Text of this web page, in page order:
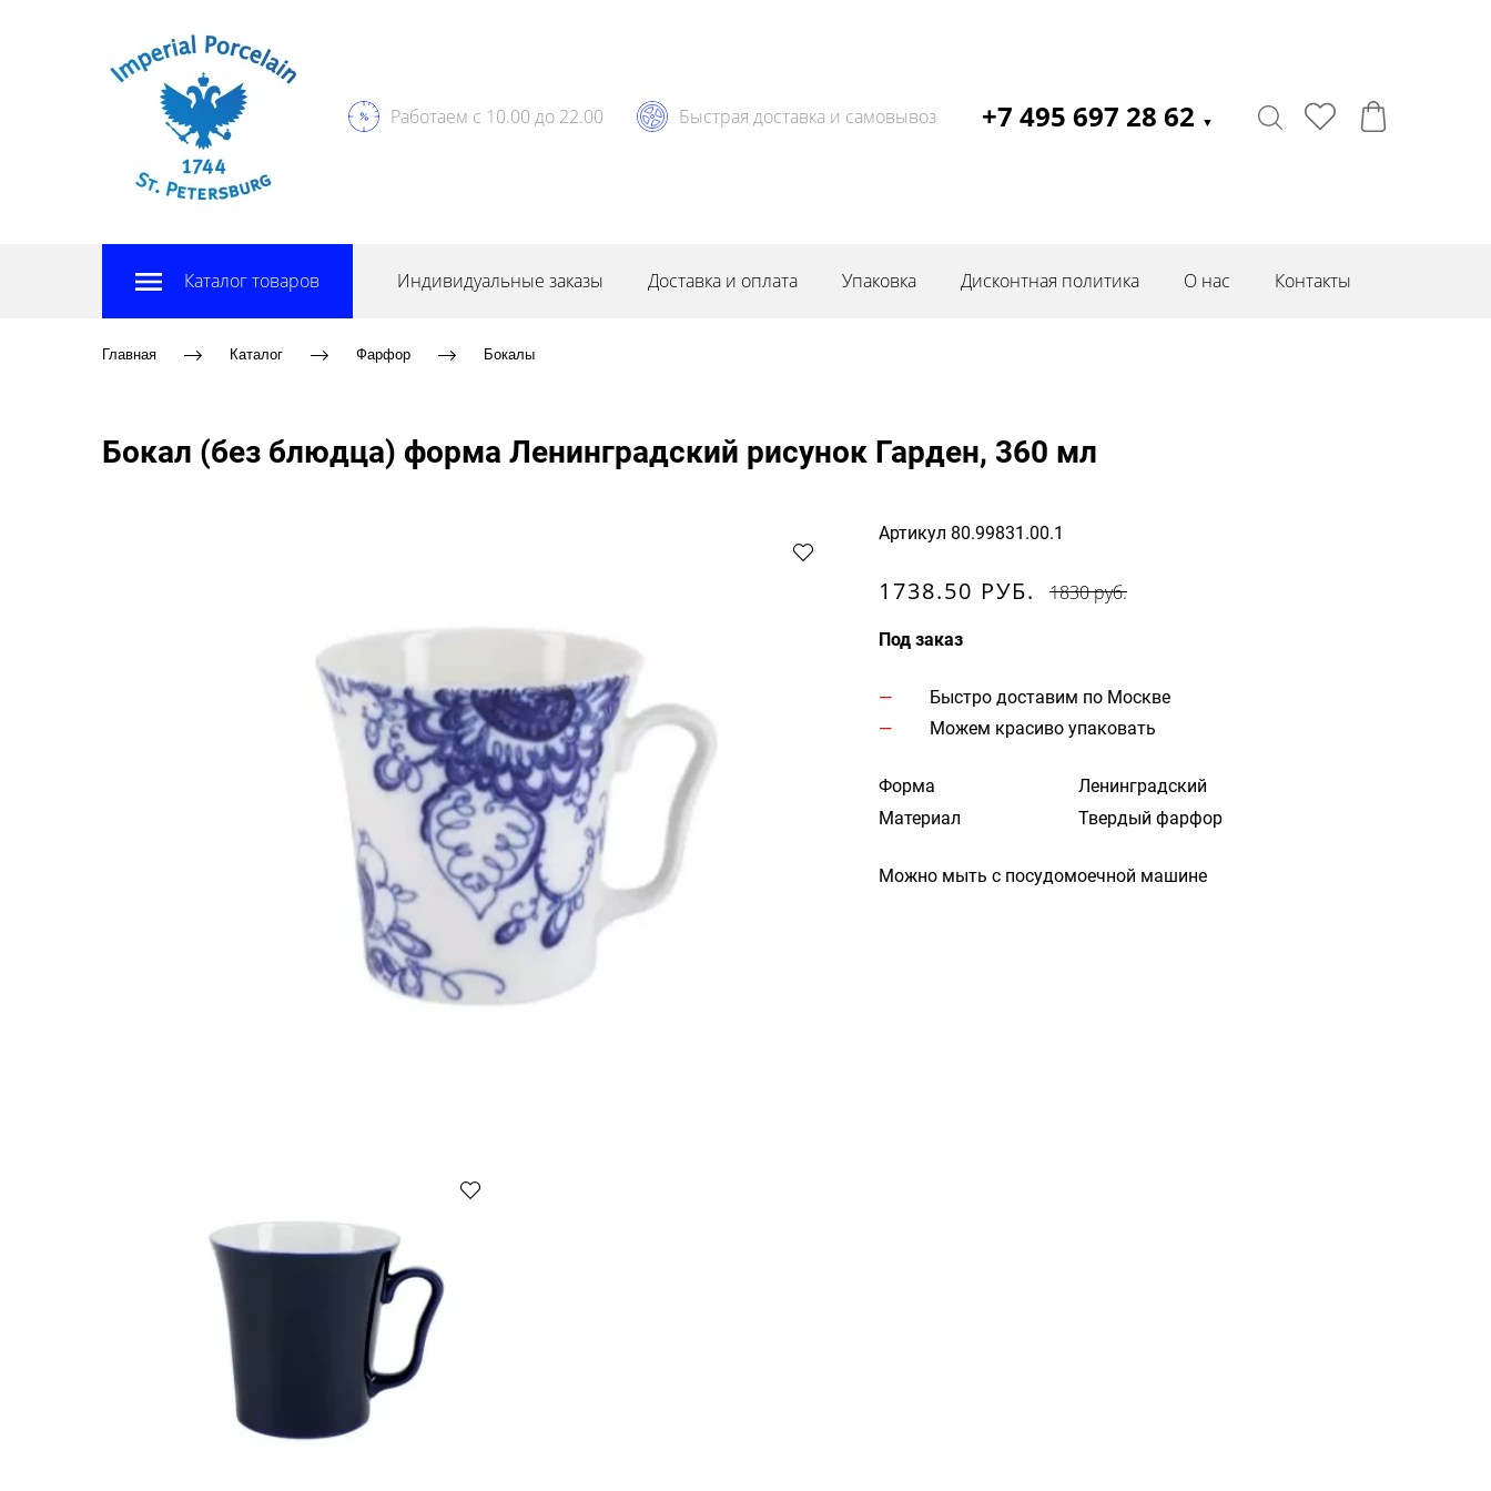
Работаем с 10.00 до 22.00 Быстрая доставка и самовывоз +7 495 697 28 62 ▼
Каталог товаров Индивидуальные заказы Доставка и оплата Упаковка Дисконтная политика О нас Контакты
Главная Каталог Фарфор Бокалы
Бокал (без блюдца) форма Ленинградский рисунок Гарден, 360 мл
Артикул 80.99831.00.1
1738.50 РУБ. 1830 руб.
Под заказ
Быстро доставим по Москве
Можем красиво упаковать
Форма
Ленинградский
Материал
Твердый фарфор
Можно мыть с посудомоечной машине